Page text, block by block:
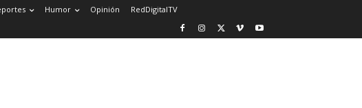
Humor Opinión RedDigitalTV